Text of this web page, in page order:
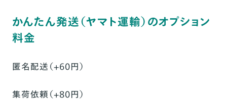
かんたん発送（ヤマト運輸）のオプション
料金
匿名配送（+60円）
集荷依頼（+80円）